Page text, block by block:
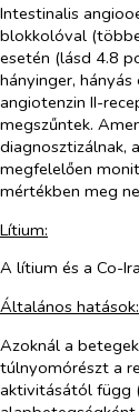
Intestinalis
blokkolóval
esetén (lásd 4.8
hányinger,
angiotenzin II-
megszűntek.
diagnosztizálnak,
megfelelően
mértékben meg
Lítium:
A lítium és a Co-
Általános hatások:
Azoknál a
túlnyomórészt a
aktivitásától függ